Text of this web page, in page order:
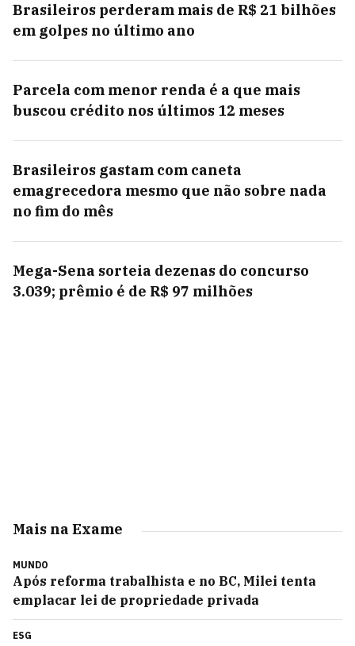
Brasileiros perderam mais de R$ 21 bilhões
em golpes no último ano
Parcela com menor renda é a que mais
buscou crédito nos últimos 12 meses
Brasileiros gastam com caneta
emagrecedora mesmo que não sobre nada
no fim do mês
Mega-Sena sorteia dezenas do concurso
3.039; prêmio é de R$ 97 milhões
Mais na Exame
MUNDO
Após reforma trabalhista e no BC, Milei tenta
emplacar lei de propriedade privada
ESG